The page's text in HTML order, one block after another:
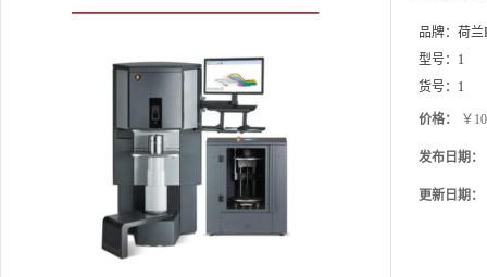
品牌： 荷兰
型号： 1
货号： 1
价格： ￥
发布日期：
更新日期：